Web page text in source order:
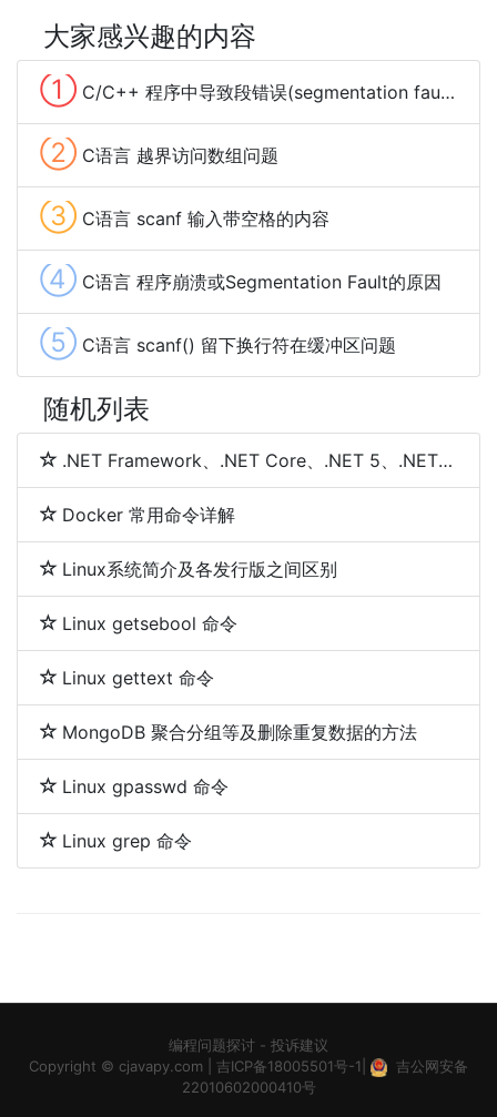
大家感兴趣的内容
① C/C++ 程序中导致段错误(segmentation fault)的常见原因
② C语言 越界访问数组问题
③ C语言 scanf 输入带空格的内容
④ C语言 程序崩溃或Segmentation Fault的原因
⑤ C语言 scanf() 留下换行符在缓冲区问题
随机列表
.NET Framework、.NET Core、.NET 5、.NET 6和.NET 7 简介及区别
Docker 常用命令详解
Linux系统简介及各发行版之间区别
Linux getsebool 命令
Linux gettext 命令
MongoDB 聚合分组等及删除重复数据的方法
Linux gpasswd 命令
Linux grep 命令
编程问题探讨 - 投诉建议
Copyright © cjavapy.com 吉ICP备18005501号-1
吉公网安备
22010602000410号